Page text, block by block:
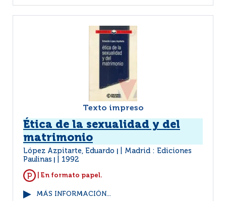
Texto impreso
Ética de la sexualidad y del
matrimonio
López Azpitarte, Eduardo
Madrid : Ediciones
Paulinas
1992
| En formato papel.
MÁS INFORMACIÓN...